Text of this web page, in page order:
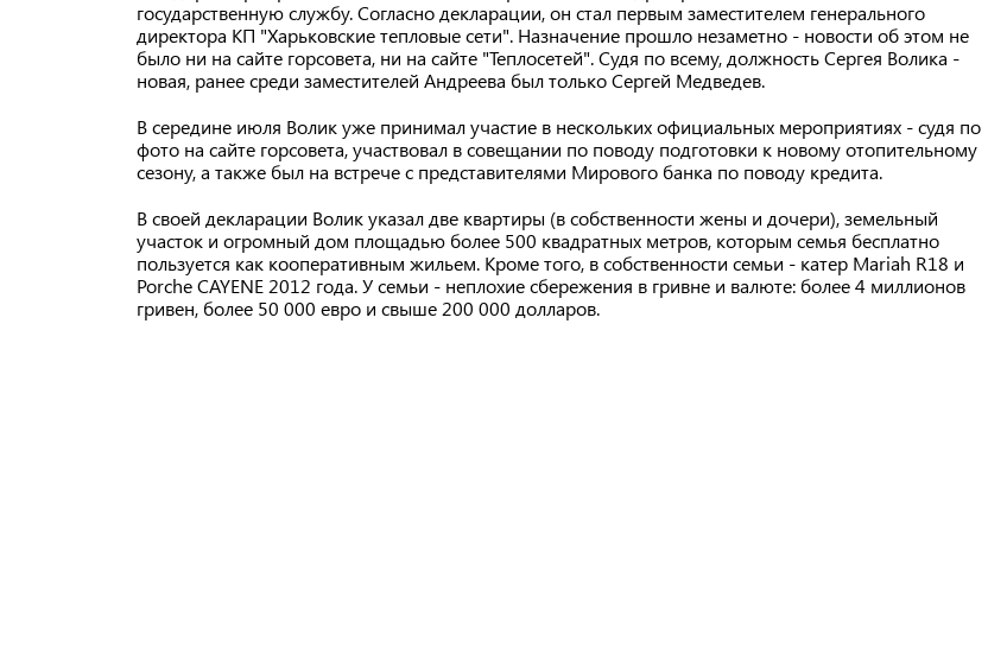
государственную службу. Согласно декларации, он стал первым заместителем генерального
директора КП "Харьковские тепловые сети". Назначение прошло незаметно - новости об этом не
было ни на сайте горсовета, ни на сайте "Теплосетей". Судя по всему, должность Сергея Волика -
новая, ранее среди заместителей Андреева был только Сергей Медведев.
В середине июля Волик уже принимал участие в нескольких официальных мероприятиях - судя по
фото на сайте горсовета, участвовал в совещании по поводу подготовки к новому отопительному
сезону, а также был на встрече с представителями Мирового банка по поводу кредита.
В своей декларации Волик указал две квартиры (в собственности жены и дочери), земельный
участок и огромный дом площадью более 500 квадратных метров, которым семья бесплатно
пользуется как кооперативным жильем. Кроме того, в собственности семьи - катер Mariah R18 и
Porche CAYENE 2012 года. У семьи - неплохие сбережения в гривне и валюте: более 4 миллионов
гривен, более 50 000 евро и свыше 200 000 долларов.